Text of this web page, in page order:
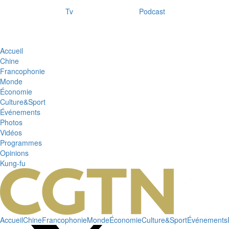
Tv Podcast
Accueil
Chine
Francophonie
Monde
Économie
Culture&Sport
Événements
Photos
Vidéos
Programmes
Opinions
Kung-fu
AccueilChineFrancophonieMondeÉconomieCulture&SportÉvénements